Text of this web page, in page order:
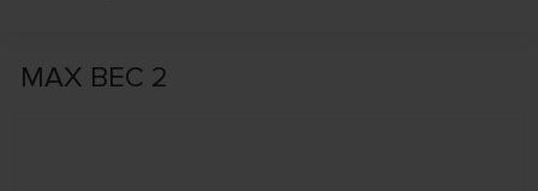
MAX BEC 2